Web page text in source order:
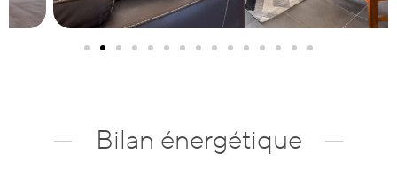
Bilan énergétique